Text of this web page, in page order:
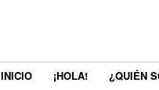
INICIO ¡HOLA! ¿QUIÉN